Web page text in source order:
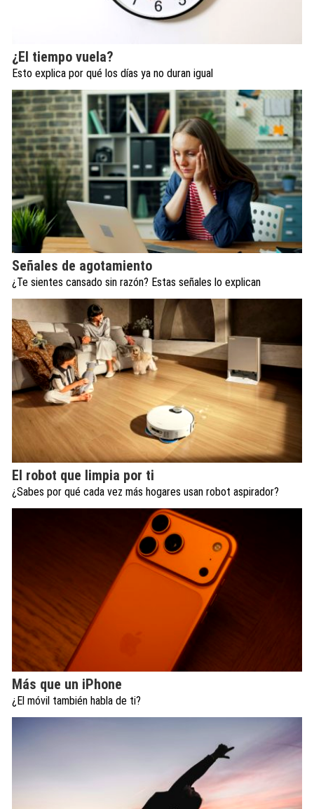
¿El tiempo vuela?
Esto explica por qué los días ya no duran igual
Señales de agotamiento
¿Te sientes cansado sin razón? Estas señales lo explican
El robot que limpia por ti
¿Sabes por qué cada vez más hogares usan robot aspirador?
Más que un iPhone
¿El móvil también habla de ti?